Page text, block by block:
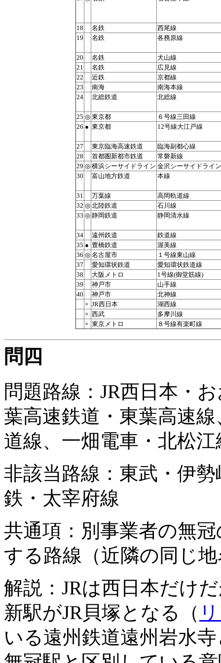
18 名鉄
西尾線
19
名鉄 各務原線
20 名鉄
犬山線
21
名鉄
広見線
22
近鉄
京都線
23
南海
南海本線
24
北総鉄道 北総線
25 ◎ 東京都
６号線三田線
26 ● 東京都 12号線大江戸線
27 東京臨海高速鉄道
臨海副都心線
28
首都圏新都市鉄道
常磐新線
29 ◎ 横浜シーサイドライン 金沢シーサイドライン
30
富山地方鉄道 本線
31 万葉線
高岡軌道線
32 ◎ 北陸鉄道
石川線
33 ◎ 静岡鉄道 静岡清水線
34 遠州鉄道
鉄道線
35 ● 豊橋鉄道
渥美線
36 ◎ 名古屋市
１号線東山線
37
愛知環状鉄道
愛知環状鉄道線
38
大阪メトロ
1号線(御堂筋線)
39
神戸市
山手線
40
神戸市
北神線
× JR西日本
湖西線
× 西武
多摩川線
× 東京メトロ ８号線有楽町線
問四
問題路線：JR西日本・
葉高速鉄道・東葉高速
道線、一畑電車・北松江
非該当路線：東武・伊
鉄・太宰府線
共通項：別事業者の無
する路線（近隣の同じ
解説：JRは西日本だけ
新駅がJR貝塚となる（
いる遠州鉄道遠州岩水